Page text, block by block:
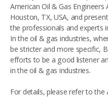
American Oil & Gas
Houston, TX, USA, and
the professionals and experts
In the oil & gas industries,
be stricter and more specific,
efforts to be a good listener
in the oil & gas industries.
For details, please refer to